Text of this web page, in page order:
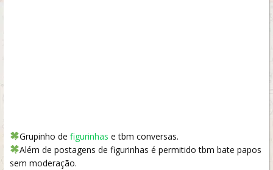
Grupinho de figurinhas e tbm conversas.
Além de postagens de figurinhas é permitido tbm bate papos
sem moderação.